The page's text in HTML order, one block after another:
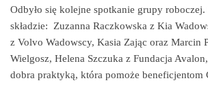
Odbyło się kolejne spotkanie grupy
składzie: Zuzanna Raczkowska z Kia
z Volvo Wadowscy, Kasia Zając oraz Marcin
Wielgosz, Helena Szczuka z Fundacja
dobra praktyką, która pomoże beneficjentom